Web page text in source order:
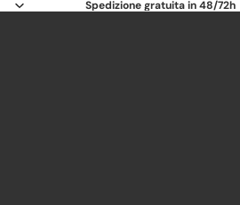
Spedizione gratuita in 48/72h